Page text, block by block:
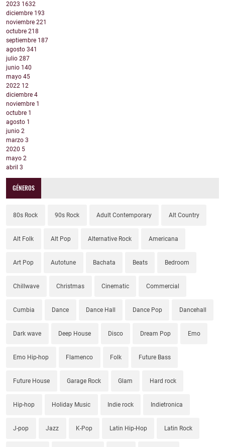
2023 1632
diciembre 193
noviembre 221
octubre 218
septiembre 187
agosto 341
julio 287
junio 140
mayo 45
2022 12
diciembre 4
noviembre 1
octubre 1
agosto 1
junio 2
marzo 3
2020 5
mayo 2
abril 3
GÉNEROS
80s Rock 90s Rock Adult Contemporary Alt Country
Alt Folk Alt Pop Alternative Rock Americana
Art Pop Autotune Bachata Beats Bedroom
Chillwave Christmas Cinematic Commercial
Cumbia Dance Dance Hall Dance Pop Dancehall
Dark wave Deep House Disco Dream Pop Emo
Emo Hip-hop Flamenco Folk Future Bass
Future House Garage Rock Glam Hard rock
Hip-hop Holiday Music Indie rock Indietronica
J-pop Jazz K-Pop Latin Hip-Hop Latin Rock